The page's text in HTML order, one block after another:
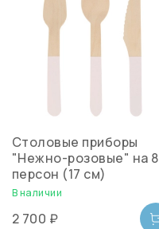
Столовые приборы
"Нежно-розовые" на 8
персон (17 см)
В наличии
2 700 ₽